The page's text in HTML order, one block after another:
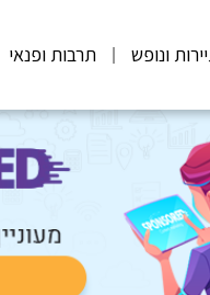
ונופש תרבות ופנאי